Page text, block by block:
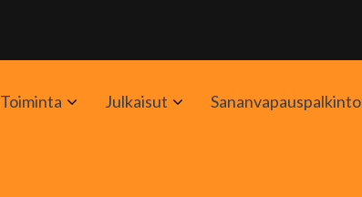
Toiminta AvaaJulkaisut AvaaSananvapauspalkinto